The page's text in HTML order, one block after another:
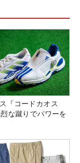
『コードカオス
な蹴りでパワーを